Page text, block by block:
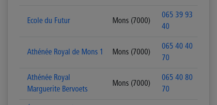
Ecole du Futur Mons (7000)
065 39 93
40
Athénée Royal de Mons 1 Mons (7000)
065 40 40
70
Athénée Royal
Marguerite Bervoets
Mons (7000)
065 40 80
70